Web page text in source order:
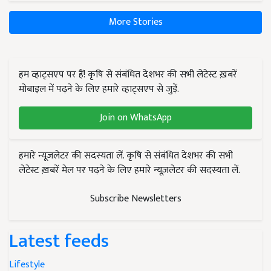
More Stories
हम व्हाट्सएप पर हैं! कृषि से संबंधित देशभर की सभी लेटेस्ट ख़बरें
मोबाइल में पढ़ने के लिए हमारे व्हाट्सएप से जुड़ें.
Join on WhatsApp
हमारे न्यूज़लेटर की सदस्यता लें. कृषि से संबंधित देशभर की सभी
लेटेस्ट ख़बरें मेल पर पढ़ने के लिए हमारे न्यूज़लेटर की सदस्यता लें.
Subscribe Newsletters
Latest feeds
Lifestyle